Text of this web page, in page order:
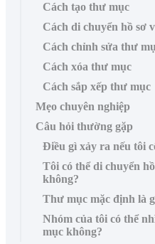
Cách tạo thư mục
Cách di chuyển hồ sơ
Cách chỉnh sửa thư
Cách xóa thư mục
Cách sắp xếp thư mục
Mẹo chuyên nghiệp
Câu hỏi thường gặp
Điều gì xảy ra nếu tôi
Tôi có thể di chuyển
không?
Thư mục mặc định là
Nhóm của tôi có thể
mục không?